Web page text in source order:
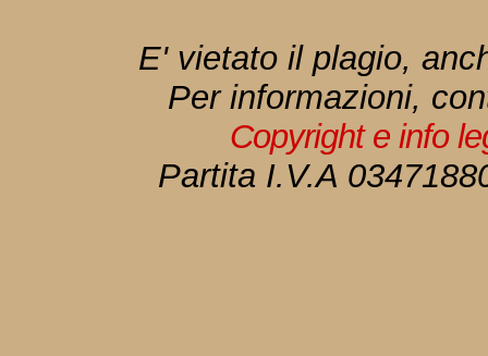
E' vietato il plagio,
Per informazioni,
Copyright e info
Partita I.V.A